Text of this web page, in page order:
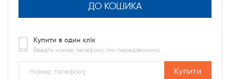
ДО КОШИКА
Купити в один клік
Введіть номер телефону і ми передзвонимо
Купити